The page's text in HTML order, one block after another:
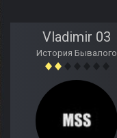
Vladimir 03
История Бывалого